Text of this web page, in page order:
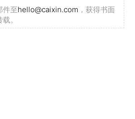
件至hello@caixin.com ，获得书面
。